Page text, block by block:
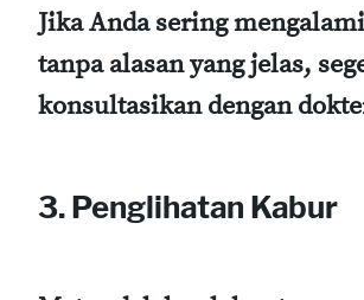
Jika Anda sering
tanpa alasan yang jelas,
konsultasikan dengan
3. Penglihatan Kabur